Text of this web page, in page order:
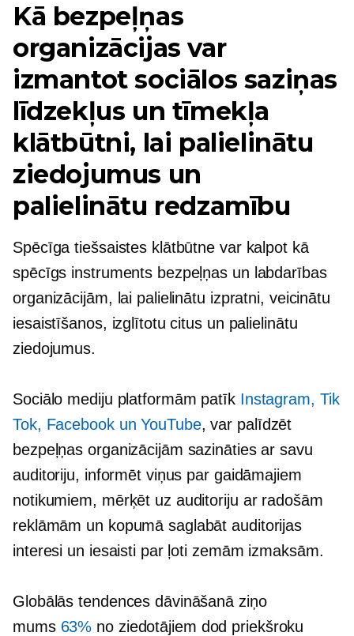
Kā bezpeļņas
organizācijas var
izmantot sociālos saziņas
līdzekļus un tīmekļa
klātbūtni, lai palielinātu
ziedojumus un
palielinātu redzamību
Spēcīga tiešsaistes klātbūtne var kalpot kā
spēcīgs instruments bezpeļņas un labdarības
organizācijām, lai palielinātu izpratni, veicinātu
iesaistīšanos, izglītotu citus un palielinātu
ziedojumus.
Sociālo mediju platformām patīk Instagram, Tik
Tok, Facebook un YouTube, var palīdzēt
bezpeļņas organizācijām sazināties ar savu
auditoriju, informēt viņus par gaidāmajiem
notikumiem, mērķēt uz auditoriju ar radošām
reklāmām un kopumā saglabāt auditorijas
interesi un iesaisti par ļoti zemām izmaksām.
Globālās tendences dāvināšanā ziņo
mums 63% no ziedotājiem dod priekšroku